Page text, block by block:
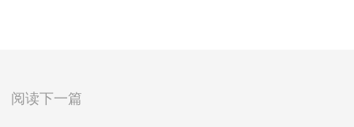
阅读下一篇